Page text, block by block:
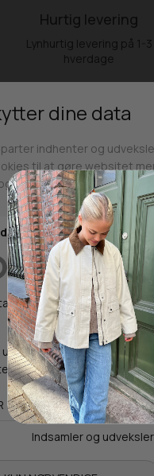
Hurtig levering
Lynhurtig levering på 1-3
hverdage
Gratis til GLS & DAO